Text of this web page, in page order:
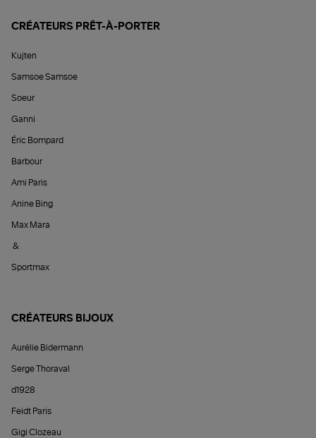
CRÉATEURS PRÊT-À-PORTER
Kujten
Samsoe Samsoe
Soeur
Ganni
Éric Bompard
Barbour
Ami Paris
Anine Bing
Max Mara
&
Sportmax
CRÉATEURS BIJOUX
Aurélie Bidermann
Serge Thoraval
d1928
Feidt Paris
Gigi Clozeau